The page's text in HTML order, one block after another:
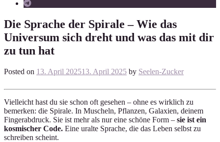
Die Sprache der Spirale – Wie das
Universum sich dreht und was das mit dir
zu tun hat
Posted on 13. April 202513. April 2025 by Seelen-Zucker
Vielleicht hast du sie schon oft gesehen – ohne es wirklich zu
bemerken: die Spirale. In Muscheln, Pflanzen, Galaxien, deinem
Fingerabdruck. Sie ist mehr als nur eine schöne Form – sie ist ein
kosmischer Code. Eine uralte Sprache, die das Leben selbst zu
schreiben scheint.